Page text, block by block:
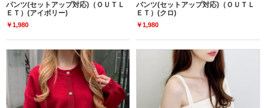
パンツ(セットアップ対応)（ＯＵＴＬ
ＥＴ）(アイボリー)
￥1,980
パンツ(セットアップ対応)（ＯＵＴＬ
ＥＴ）(クロ)
￥1,980